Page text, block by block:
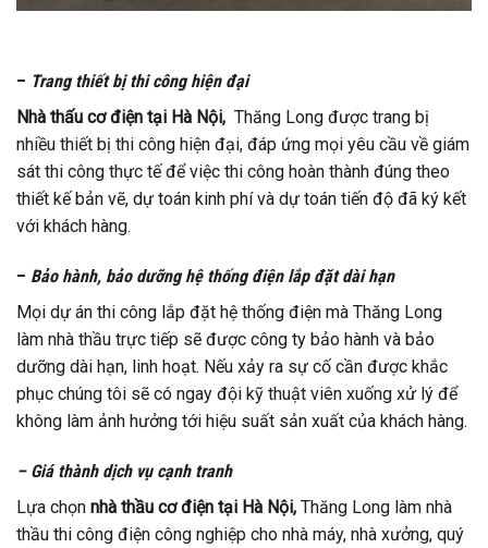
– Trang thiết bị thi công hiện đại
Nhà thấu cơ điện tại Hà Nội, Thăng Long được trang bị
nhiều thiết bị thi công hiện đại, đáp ứng mọi yêu cầu về giám
sát thi công thực tế để việc thi công hoàn thành đúng theo
thiết kế bản vẽ, dự toán kinh phí và dự toán tiến độ đã ký kết
với khách hàng.
– Bảo hành, bảo dưỡng hệ thống điện lắp đặt dài hạn
Mọi dự án thi công lắp đặt hệ thống điện mà Thăng Long
làm nhà thầu trực tiếp sẽ được công ty bảo hành và bảo
dưỡng dài hạn, linh hoạt. Nếu xảy ra sự cố cần được khắc
phục chúng tôi sẽ có ngay đội kỹ thuật viên xuống xử lý để
không làm ảnh hưởng tới hiệu suất sản xuất của khách hàng.
– Giá thành dịch vụ cạnh tranh
Lựa chọn nhà thầu cơ điện tại Hà Nội, Thăng Long làm nhà
thầu thi công điện công nghiệp cho nhà máy, nhà xưởng, quý